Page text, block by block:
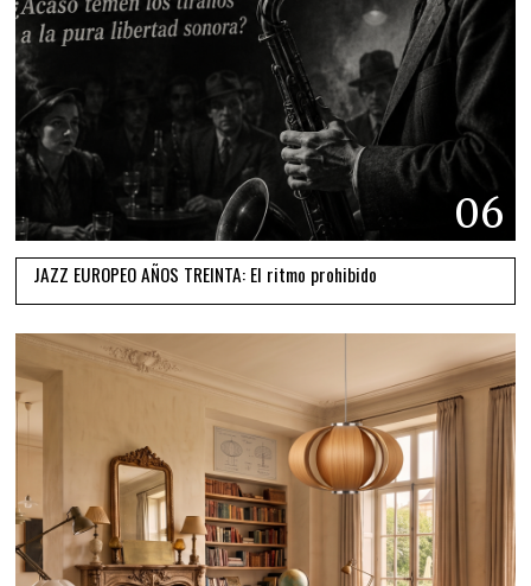
06
JAZZ EUROPEO AÑOS TREINTA: El ritmo prohibido